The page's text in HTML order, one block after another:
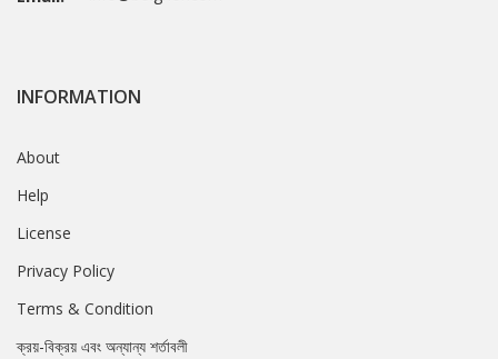
INFORMATION
About
Help
License
Privacy Policy
Terms & Condition
ক্রয়-বিক্রয় এবং অন্যান্য শর্তাবলী